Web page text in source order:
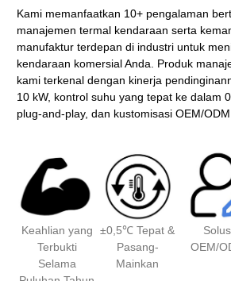
Kami memanfaatkan 10+ pengalaman
manajemen termal kendaraan serta
manufaktur terdepan di industri untuk
kendaraan komersial Anda. Produk
kami terkenal dengan kinerja
10 kW, kontrol suhu yang tepat ke dalam
plug-and-play, dan kustomisasi OEM/ODM.
Keahlian yang
Terbukti
Selama
±0,5℃ Tepat &
Pasang-
Mainkan
OEM/